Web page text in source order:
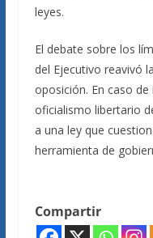
leyes.
El debate sobre los
del Ejecutivo reavivó
oposición. En caso
oficialismo libertario
a una ley que
herramienta de
Compartir